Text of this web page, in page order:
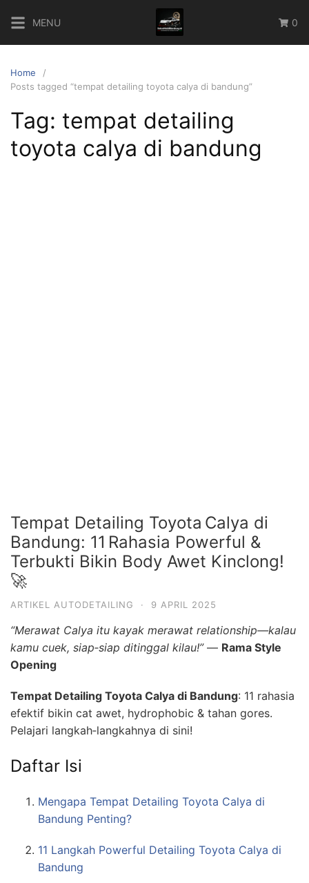
content
MENU 0
Home
Posts tagged “tempat detailing toyota calya di bandung”
Tag: tempat detailing
toyota calya di bandung
Tempat Detailing Toyota Calya di
Bandung: 11 Rahasia Powerful &
Terbukti Bikin Body Awet Kinclong!
🚀
ARTIKEL AUTODETAILING · 9 APRIL 2025
“Merawat Calya itu kayak merawat relationship—kalau
kamu cuek, siap‑siap ditinggal kilau!”— Rama Style
Opening
Tempat Detailing Toyota Calya di Bandung: 11 rahasia
efektif bikin cat awet, hydrophobic & tahan gores.
Pelajari langkah‑langkahnya di sini!
Daftar Isi
Mengapa Tempat Detailing Toyota Calya di
Bandung Penting?
11 Langkah Powerful Detailing Toyota Calya di
Bandung